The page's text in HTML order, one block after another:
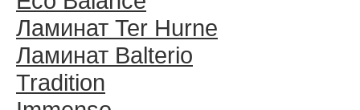
Ламинат Ter Hurne
Ламинат Balterio
Tradition